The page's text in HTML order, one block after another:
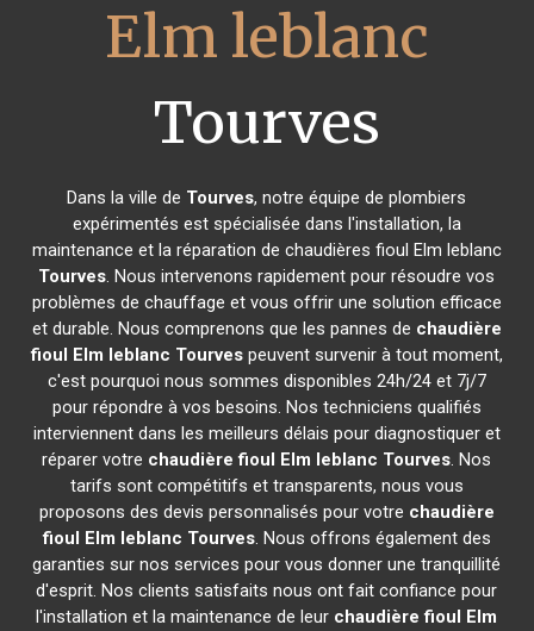
Elm leblanc
Tourves
Dans la ville de Tourves, notre équipe de plombiers
expérimentés est spécialisée dans l'installation, la
maintenance et la réparation de chaudières fioul Elm leblanc
Tourves. Nous intervenons rapidement pour résoudre vos
problèmes de chauffage et vous offrir une solution efficace
et durable. Nous comprenons que les pannes de chaudière
fioul Elm leblanc Tourvespeuvent survenir à tout moment,
c'est pourquoi nous sommes disponibles 24h/24 et 7j/7
pour répondre à vos besoins. Nos techniciens qualifiés
interviennent dans les meilleurs délais pour diagnostiquer et
réparer votre chaudière fioul Elm leblanc Tourves. Nos
tarifs sont compétitifs et transparents, nous vous
proposons des devis personnalisés pour votre chaudière
fioul Elm leblanc Tourves. Nous offrons également des
garanties sur nos services pour vous donner une tranquillité
d'esprit. Nos clients satisfaits nous ont fait confiance pour
l'installation et la maintenance de leur chaudière fioul Elm